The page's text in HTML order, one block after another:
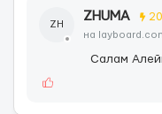
ZH
ZHUMA 20
на
Салам